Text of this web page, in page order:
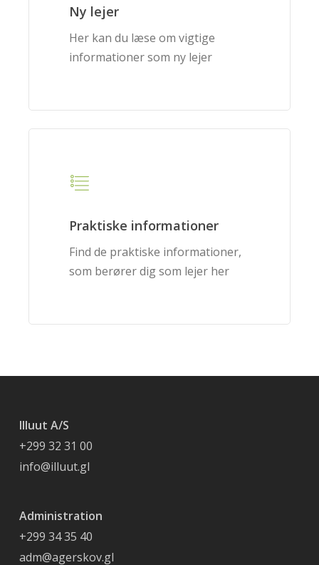
Ny lejer
Her kan du læse om vigtige
informationer som ny lejer
Praktiske informationer
Find de praktiske informationer,
som berører dig som lejer her
Illuut A/S
+299 32 31 00
info@illuut.gl
Administration
+299 34 35 40
adm@agerskov.gl